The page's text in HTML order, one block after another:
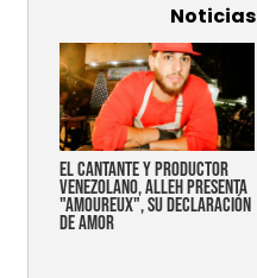
Noticias
EL CANTANTE Y PRODUCTOR
VENEZOLANO, ALLEH PRESENTA
"AMOUREUX", SU DECLARACIÓN
DE AMOR